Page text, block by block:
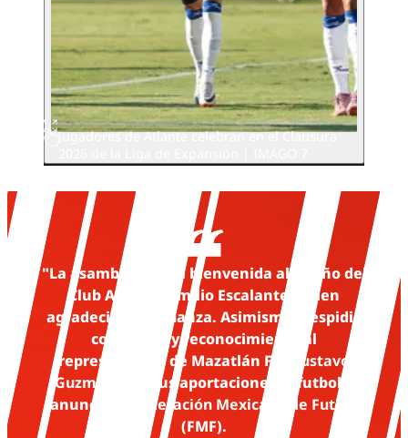
Jugadores de Atlante celebran en el Clausura
"La asamblea dio la bienvenida al dueño del
Club Atlante, Emilio Escalante, quien
agradeció la confianza. Asimismo, despidió
con afecto y reconocimiento al
representante de Mazatlán FC,
Gustavo
Guzmán
, por sus aportaciones al futbol",
anunció la
Federación Mexicana de Futbol
(FMF).